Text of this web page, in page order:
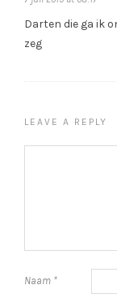
Darten die ga ik
zeg
LEAVE A REPLY
Naam *